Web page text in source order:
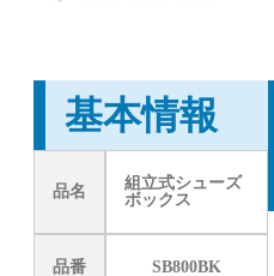
基本情報
品名
組立式シューズ
ボックス
品番 SB800BK